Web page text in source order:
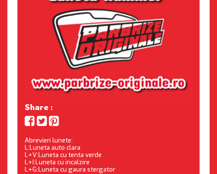
Share :
Abrevieri lunete:
L:Luneta auto clara
L+V:Luneta cu tenta verde
L+I:Luneta cu incalzire
L+G:Luneta cu gaura stergator